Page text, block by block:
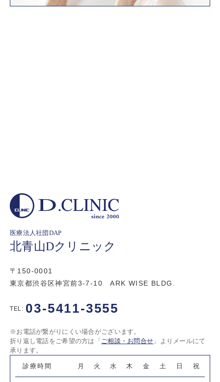
医療法人社団DAP
北青山Dクリニック
〒150-0001
東京都渋谷区神宮前3-7-10 ARK WISE BLDG.
TEL: 03-5411-3555
※お電話が繋がりにくい場合がございます。
折り返し電話をご希望の方は「 ご相談・お問合せ 」よりメールにて
承ります。
診療時間 月 火 水 木 金 土 日 祝